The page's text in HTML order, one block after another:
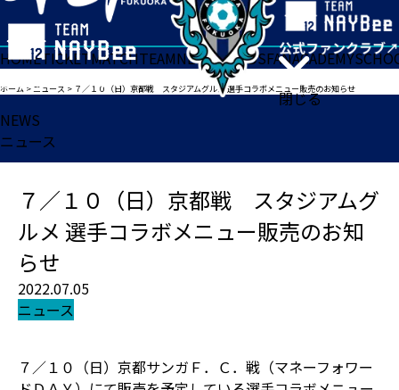
閉じる
HOMETICKETMATCHTEAMNEWSGOODSFANACADEMY
ホーム >ニュース > ７／１０（日）京都戦 スタジアムグルメ 選手コラボメニュー販売のお知らせ
NEWS
ニュース
７／１０（日）京都戦 スタジアムグ
ルメ 選手コラボメニュー販売のお知
らせ
2022.07.05
ニュース
７／１０（日）京都サンガＦ．Ｃ．戦（マネーフォワー